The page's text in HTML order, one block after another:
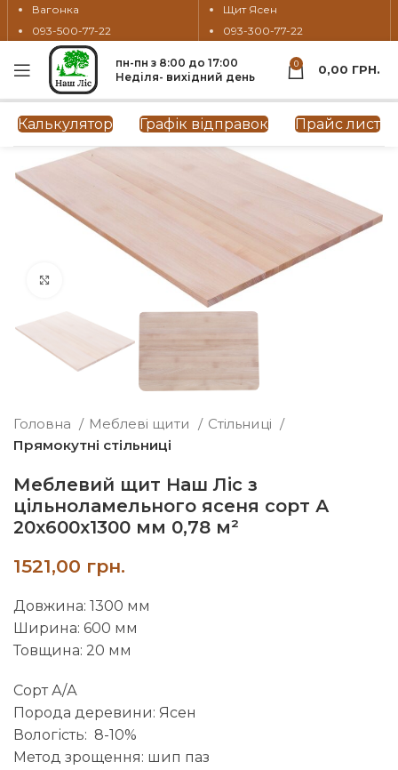
Вагонка
093-500-77-22
Щит Ясен
093-300-77-22
пн-пн з 8:00 до 17:00
Неділя- вихідний день
0 0,00 ГРН.
Калькулятор Графік відправок Прайс лист
Натисніть, щоб збільшити
Головна Меблеві щити
Стільниці
Прямокутні стільниці
Меблевий щит Наш Ліс з
цільноламельного ясеня сорт А
20х600х1300 мм 0,78 м²
грн.
Довжина: 1300 мм
Ширина: 600 мм
Товщина: 20 мм
Сорт А/А
Порода деревини: Ясен
Вологість: 8-10%
Метод зрощення: шип паз